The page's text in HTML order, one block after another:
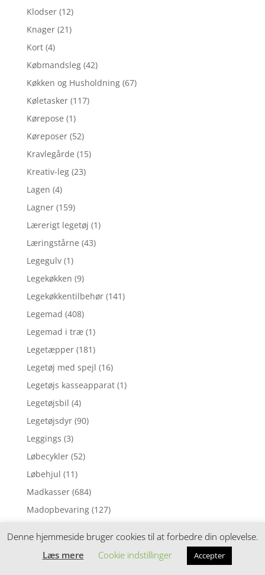
Klodser (12)
Knager (21)
Kort (4)
Købmandsleg (42)
Køkken og Husholdning (67)
Køletasker (117)
Kørepose (1)
Køreposer (52)
Kravlegårde (15)
Kreativ-leg (23)
Lagen (4)
Lagner (159)
Lærerigt legetøj (1)
Læringstårne (43)
Legegulv (1)
Legekøkken (9)
Legekøkkentilbehør (141)
Legemad (408)
Legemad i træ (1)
Legetæpper (181)
Legetøj med spejl (16)
Legetøjs kasseapparat (1)
Legetøjsbil (4)
Legetøjsdyr (90)
Leggings (3)
Løbecykler (52)
Løbehjul (11)
Madkasser (684)
Madopbevaring (127)
Madpakketilbehør
(212)
Madras til juniorseng
Denne hjemmeside bruger cookies til at forbedre din oplevelse.
Læs mere
Cookie indstillinger Accepter